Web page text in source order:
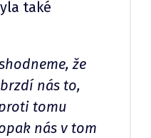
také
že
nás to,
tomu
nás v tom